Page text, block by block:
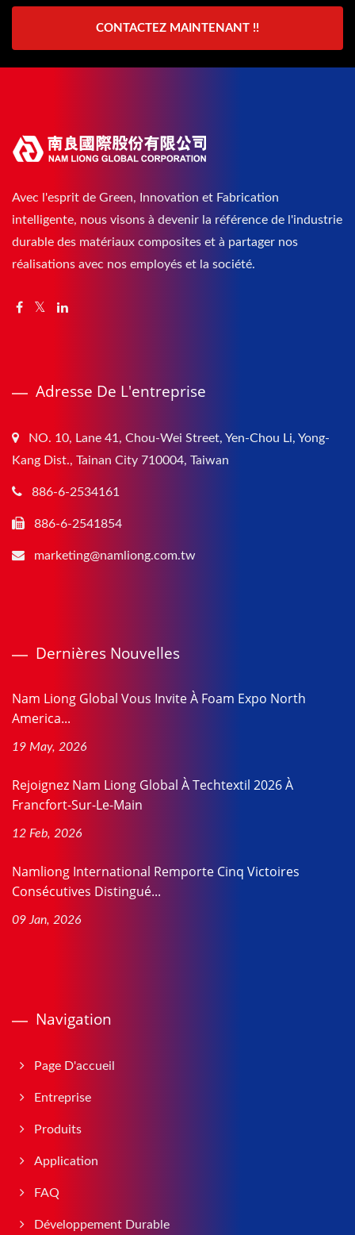
CONTACTEZ MAINTENANT !!
Avec l'esprit de Green, Innovation et Fabrication
intelligente, nous visons à devenir la référence de l'industrie
durable des matériaux composites et à partager nos
réalisations avec nos employés et la société.
Adresse De L'entreprise
NO. 10, Lane 41, Chou-Wei Street, Yen-Chou Li, Yong-
Kang Dist., Tainan City 710004, Taiwan
886-6-2534161
886-6-2541854
marketing@namliong.com.tw
Dernières Nouvelles
Nam Liong Global Vous Invite À Foam Expo North
America...
19 May, 2026
Rejoignez Nam Liong Global À Techtextil 2026 À
Francfort-Sur-Le-Main
12 Feb, 2026
Namliong International Remporte Cinq Victoires
Consécutives Distingué...
09 Jan, 2026
Navigation
Page D'accueil
Entreprise
Produits
Application
FAQ
Développement Durable